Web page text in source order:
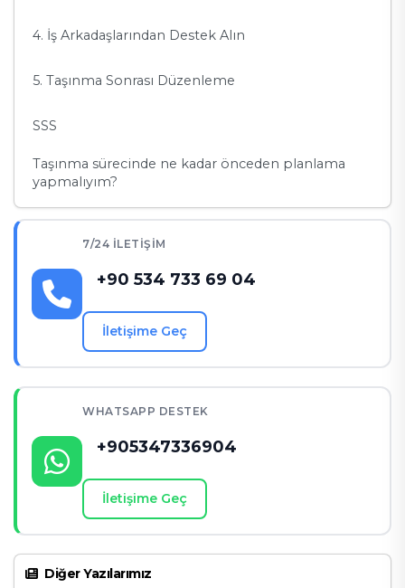
4. İş Arkadaşlarından Destek Alın
5. Taşınma Sonrası Düzenleme
SSS
Taşınma sürecinde ne kadar önceden planlama
yapmalıyım?
Taşınma sürecinde profesyonel destek almak
planlamalıyım?
7/24 İLETIŞIM
+90 534 733 69 04
İletişime Geç
WHATSAPP DESTEK
+905347336904
İletişime Geç
Diğer Yazılarımız